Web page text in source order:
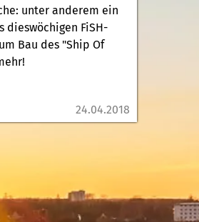
unter anderem ein
dieswöchigen FiSH-
Bau des "Ship Of
24.04.2018